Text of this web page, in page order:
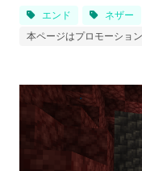
エンド ネザー
本ページはプロモーショ